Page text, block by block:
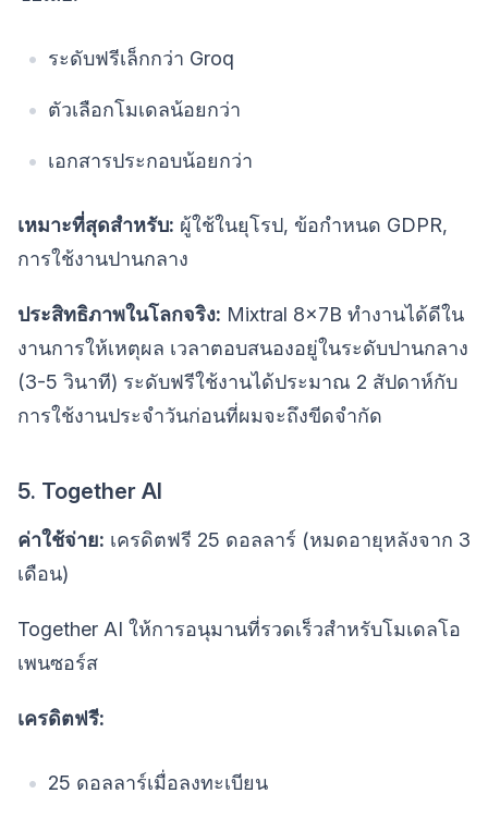
ระดับฟรีเล็กกว่า Groq
ตัวเลือกโมเดลน้อยกว่า
เอกสารประกอบน้อยกว่า
เหมาะที่สุดสำหรับ: ผู้ใช้ในยุโรป, ข้อกำหนด GDPR,
การใช้งานปานกลาง
ประสิทธิภาพในโลกจริง: Mixtral 8x7B ทำงานได้ดีใน
งานการให้เหตุผล เวลาตอบสนองอยู่ในระดับปานกลาง
(3-5 วินาที) ระดับฟรีใช้งานได้ประมาณ 2 สัปดาห์กับ
การใช้งานประจำวันก่อนที่ผมจะถึงขีดจำกัด
5. Together AI
ค่าใช้จ่าย: เครดิตฟรี 25 ดอลลาร์ (หมดอายุหลังจาก 3
เดือน)
Together AI ให้การอนุมานที่รวดเร็วสำหรับโมเดลโอ
เพนซอร์ส
เครดิตฟรี:
25 ดอลลาร์เมื่อลงทะเบียน